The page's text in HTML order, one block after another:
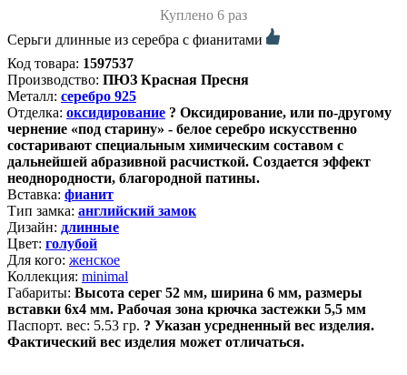
Куплено 6 раз
Серьги длинные из серебра с фианитами
Код товара: 1597537
Производство: ПЮЗ Красная Пресня
Металл: серебро 925
Отделка: оксидирование ? Оксидирование, или по-другому
чернение «под старину» - белое серебро искусственно
состаривают специальным химическим составом с
дальнейшей абразивной расчисткой. Создается эффект
неоднородности, благородной патины.
Вставка: фианит
Тип замка: английский замок
Дизайн: длинные
Цвет: голубой
Для кого: женское
Коллекция: minimal
Габариты: Высота серег 52 мм, ширина 6 мм, размеры
вставки 6х4 мм. Рабочая зона крючка застежки 5,5 мм
Паспорт. вес: 5.53 гр. ? Указан усредненный вес изделия.
Фактический вес изделия может отличаться.